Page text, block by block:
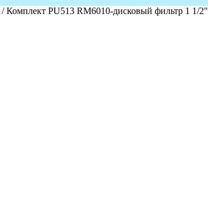
/ Комплект PU513 RM6010-дисковый фильтр 1 1/2"